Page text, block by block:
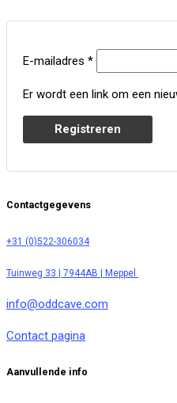
E-mailadres *Vereist
Er wordt een link om een
Registreren
Contactgegevens
+31 (0)522-306034
Tuinweg 33 | 7944AB | Meppel
info@oddcave.com
Contact pagina
Aanvullende info